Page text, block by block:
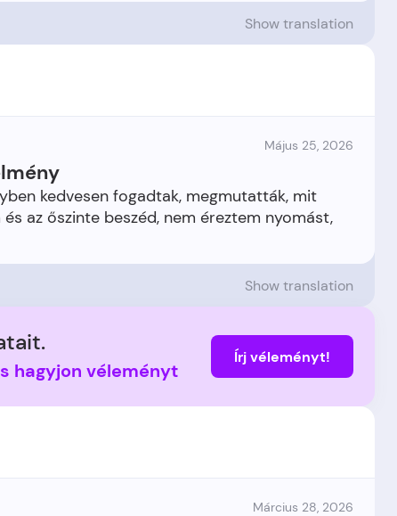
Show translation
Május 25, 2026
kedvesen fogadtak, megmutatták, mit
az őszinte beszéd, nem éreztem nyomást,
Show translation
hagyjon véleményt
Írj véleményt!
Március 28, 2026